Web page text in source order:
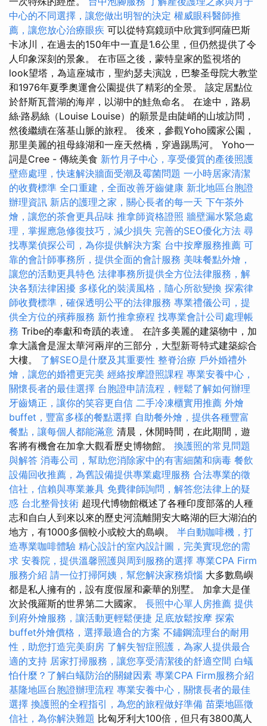
中心的不同選擇，讓您做出明智的決定 權威眼科醫師推
薦，讓您放心治療眼疾 可以從特寫鏡頭中欣賞到阿薩巴斯
卡冰川，在過去的150年中一直是1.6公里，但仍然提供了令
人印象深刻的景象。 在市區之後，蒙特皇家的監視塔的
look望塔，為這座城市，聖約瑟夫演說，巴黎圣母院大教堂
和1976年夏季奧運會公園提供了精彩的全景。 該定居點位
於舒斯瓦普湖的海岸，以湖中的鮭魚命名。 在途中，路易
絲·路易絲（Louise Louise）的願景是由陡峭的山坡訪問，
然後繼續在落基山脈的旅程。 後來，參觀Yoho國家公園，
那里美麗的祖母綠湖和一座天然橋，穿過踢馬河。 Yoho一
詞是Cree - 傳統美食 新竹月子中心，享受優質的產後照護
壁癌處理，快速解決牆面受潮及霉菌問題 一小時居家清潔
的收費標準 全口重建，全面改善牙齒健康 新北地區台胞證
辦理資訊 新店的護理之家，關心長者的每一天 下午茶外
燴，讓您的茶會更具品味 推拿師資格證照 牆壁漏水緊急處
理，掌握應急修復技巧，減少損失 完善的SEO優化方法 尋
找專業偵探公司，為你提供解決方案 台中按摩服務推薦 可
靠的會計師事務所，提供全面的會計服務 美味餐點外燴，
讓您的活動更具特色 法律事務所提供全方位法律服務，解
決各類法律困擾 多樣化的裝潢風格，隨心所欲變換 探索律
師收費標準，確保透明公平的法律服務 專業禮儀公司，提
供全方位的殯葬服務 新竹推拿療程 找專業會計公司處理帳
務 Tribe的奉獻和奇蹟的表達。 在許多美麗的建築物中，加
拿大議會是渥太華河兩岸的三部分，大型新哥特式建築綜合
大樓。 了解SEO是什麼及其重要性 整脊治療 戶外婚禮外
燴，讓您的婚禮更完美 經絡按摩證照課程 專業安養中心，
關懷長者的最佳選擇 台胞證申請流程，輕鬆了解如何辦理
牙齒矯正，讓你的笑容更自信 二手冷凍櫃實用推薦 外燴
buffet，豐富多樣的餐點選擇 自助餐外燴，提供各種豐富
餐點，讓每個人都能滿意 清晨，休閒時間，在此期間，遊
客將有機會在加拿大觀看歷史博物館。 換護照的常見問題
與解答 消毒公司，幫助您消除家中的有害細菌和病毒 餐飲
設備回收推薦，為舊設備提供專業處理服務 合法專業的徵
信社，信賴與專業兼具 免費律師詢問，解答您法律上的疑
惑 台北整骨技術 超現代博物館概述了各種印度部落的人種
志和自白人到來以來的歷史河流離開安大略湖的巨大湖泊的
地方，有1000多個較小或較大的島嶼。 半自動咖啡機，打
造專業咖啡體驗 精心設計的室內設計圖，完美實現您的需
求 安養院，提供溫馨照護與周到服務的選擇 專業CPA Firm
服務介紹 請一位打掃阿姨，幫您解決家務煩惱 大多數島嶼
都是私人擁有的，設有度假屋和豪華的別墅。 加拿大是僅
次於俄羅斯的世界第二大國家。 長照中心單人房推薦 提供
到府外燴服務，讓活動更輕鬆便捷 足底放鬆按摩 探索
buffet外燴價格，選擇最適合的方案 不鏽鋼流理台的耐用
性，助您打造完美廚房 了解失智症照護，為家人提供最合
適的支持 居家打掃服務，讓您享受清潔後的舒適空間 白蟻
怕什麼？了解白蟻防治的關鍵因素 專業CPA Firm服務介紹
基隆地區台胞證辦理流程 專業安養中心，關懷長者的最佳
選擇 換護照的全程指引，為您的旅程做好準備 苗栗地區徵
信社，為你解決難題 比匈牙利大100倍，但只有3800萬人